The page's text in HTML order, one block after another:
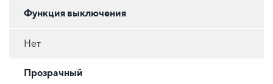
Функция выключения
Нет
Прозрачный